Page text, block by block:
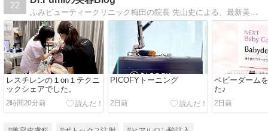
22
ふみビューティークリニック梅田の院長 先山史による、最新美容施術についてのブログ。21歳・18歳・12歳の3人の子供の母親であり、子育てなど日常生活についても書いています。
レスチレンの１on１テクニ
ックシェアでした。
2時間20分前
PICOFYトーニング
2日前
ベビーダーム
た♪
2日前